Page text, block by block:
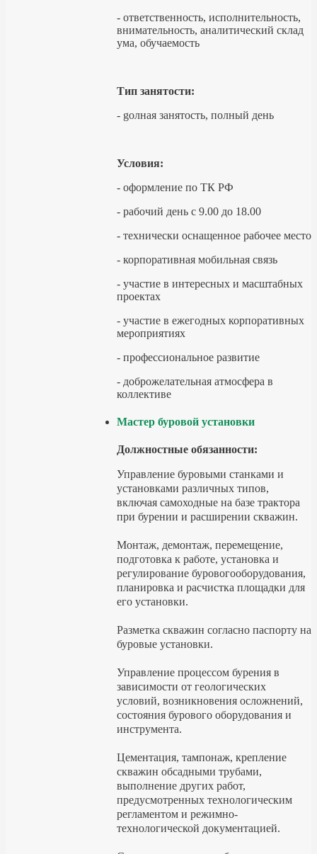
- ответственность, исполнительность,
внимательность, аналитический склад
ума, обучаемость
Тип занятости:
- gолная занятость, полный день
Условия:
- оформление по ТК РФ
- рабочий день с 9.00 до 18.00
- технически оснащенное рабочее место
- корпоративная мобильная связь
- участие в интересных и масштабных
проектах
- участие в ежегодных корпоративных
мероприятиях
- профессиональное развитие
- доброжелательная атмосфера в
коллективе
Мастер буровой установки
Должностные обязанности:
Управление буровыми станками и
установками различных типов,
включая самоходные на базе трактора
при бурении и расширении скважин.
Монтаж, демонтаж, перемещение,
подготовка к работе, установка и
регулирование буровогооборудования,
планировка и расчистка площадки для
его установки.
Разметка скважин согласно паспорту на
буровые установки.
Управление процессом бурения в
зависимости от геологических
условий, возникновения осложнений,
состояния бурового оборудования и
инструмента.
Цементация, тампонаж, крепление
скважин обсадными трубами,
выполнение других работ,
предусмотренных технологическим
регламентом и режимно-
технологической документацией.